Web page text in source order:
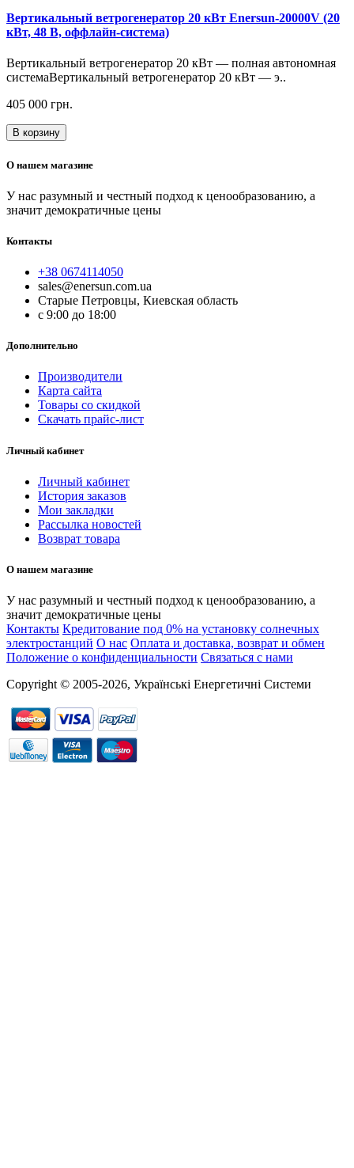
Вертикальный ветрогенератор 20 кВт Enersun-20000V (20
кВт, 48 В, оффлайн-система)
Вертикальный ветрогенератор 20 кВт — полная автономная
системаВертикальный ветрогенератор 20 кВт — э..
405 000 грн.
В корзину
О нашем магазине
У нас разумный и честный подход к ценообразованию, а
значит демократичные цены
Контакты
+38 0674114050
sales@enersun.com.ua
Старые Петровцы, Киевская область
c 9:00 до 18:00
Дополнительно
Производители
Карта сайта
Товары со скидкой
Скачать прайс-лист
Личный кабинет
Личный кабинет
История заказов
Мои закладки
Рассылка новостей
Возврат товара
О нашем магазине
У нас разумный и честный подход к ценообразованию, а
значит демократичные цены
Контакты Кредитование под 0% на установку солнечных
электростанций О нас Оплата и доставка, возврат и обмен
Положение о конфиденциальности Связаться с нами
Copyright © 2005-2026, Українські Енергетичні Системи